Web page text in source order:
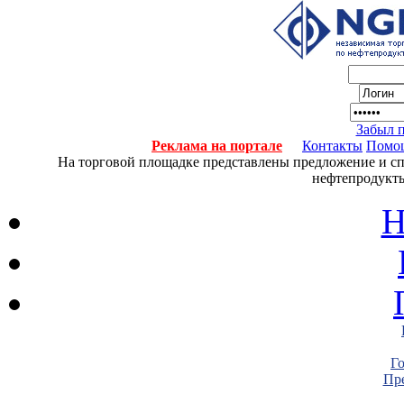
Забыл
Реклама на портале
Контакты
На торговой площадке представлены предложение и